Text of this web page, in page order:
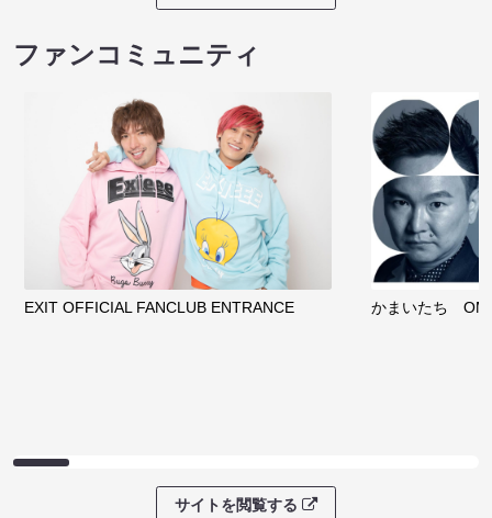
ファンコミュニティ
EXIT OFFICIAL FANCLUB ENTRANCE かまいたち
サイトを閲覧する